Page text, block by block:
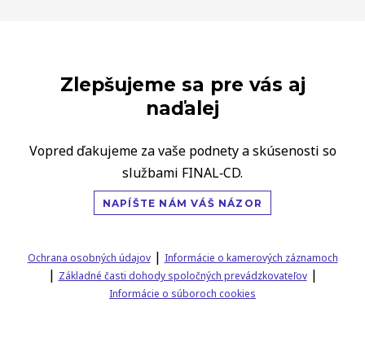
Zlepšujeme sa pre vás aj
naďalej
Vopred ďakujeme za vaše podnety a skúsenosti so
službami FINAL‑CD.
NAPÍŠTE NÁM VÁŠ NÁZOR
Ochrana osobných údajov| Informácie o kamerových záznamoch
| Základné časti dohody spoločných prevádzkovateľov|
Informácie o súboroch cookies